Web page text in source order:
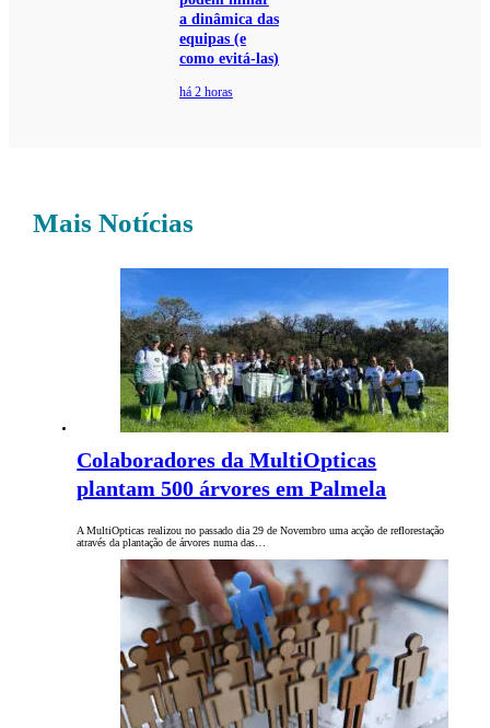
a dinâmica das
equipas (e
como evitá-las)
há 2 horas
Mais Notícias
Colaboradores da MultiOpticas
plantam 500 árvores em Palmela
A MultiOpticas realizou no passado dia 29 de Novembro uma acção de reflorestação
através da plantação de árvores numa das…